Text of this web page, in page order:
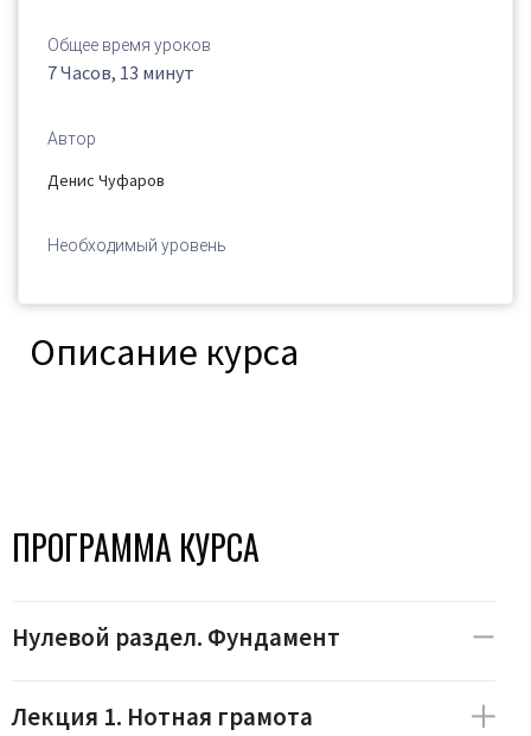
Общее время уроков
7 Часов, 13 минут
Автор
Денис Чуфаров
Необходимый уровень
Описание курса
ПРОГРАММА КУРСА
Нулевой раздел. Фундамент
Лекция 1. Нотная грамота